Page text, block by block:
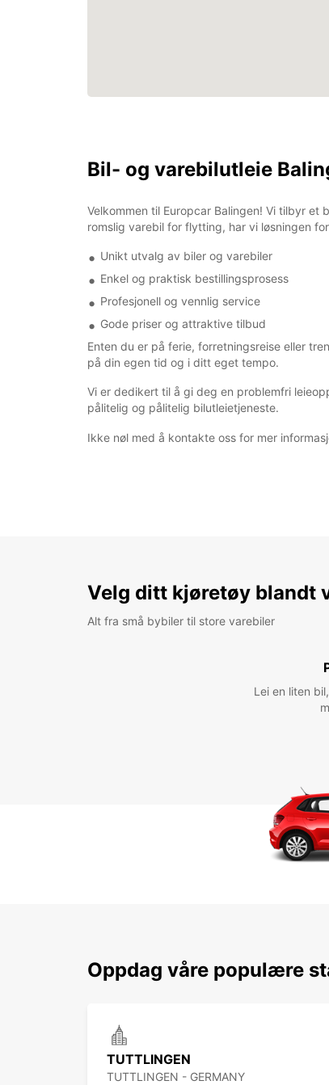
Bil- og varebilutleie
Velkommen til Europcar Balingen! Vi tilbyr
romslig varebil for flytting, har vi løsningen
Unikt utvalg av biler og varebiler
Enkel og praktisk bestillingsprosess
Profesjonell og vennlig service
Gode priser og attraktive tilbud
Enten du er på ferie, forretningsreise eller
på din egen tid og i ditt eget tempo.
Vi er dedikert til å gi deg en problemfri
pålitelig og pålitelig bilutleietjeneste.
Ikke nøl med å kontakte oss for mer
Velg ditt kjøretøy blandt
Alt fra små bybiler til store varebiler
Lei en liten
Oppdag våre populære
TUTTLINGEN
TUTTLINGEN - GERMANY